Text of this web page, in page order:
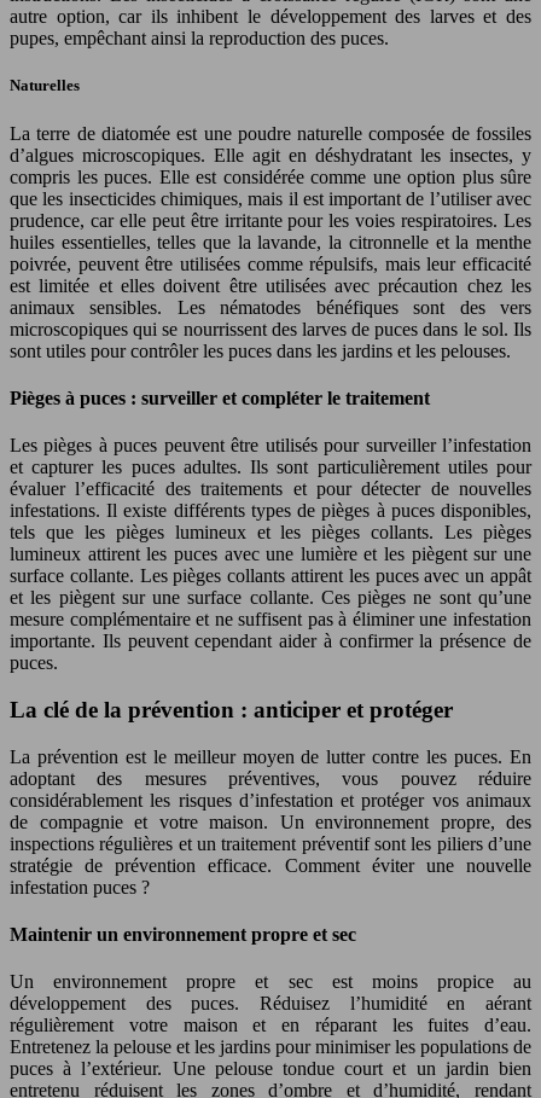
autre option, car ils inhibent le développement des larves et des
pupes, empêchant ainsi la reproduction des puces.
Naturelles
La terre de diatomée est une poudre naturelle composée de fossiles
d’algues microscopiques. Elle agit en déshydratant les insectes, y
compris les puces. Elle est considérée comme une option plus sûre
que les insecticides chimiques, mais il est important de l’utiliser avec
prudence, car elle peut être irritante pour les voies respiratoires. Les
huiles essentielles, telles que la lavande, la citronnelle et la menthe
poivrée, peuvent être utilisées comme répulsifs, mais leur efficacité
est limitée et elles doivent être utilisées avec précaution chez les
animaux sensibles. Les nématodes bénéfiques sont des vers
microscopiques qui se nourrissent des larves de puces dans le sol. Ils
sont utiles pour contrôler les puces dans les jardins et les pelouses.
Pièges à puces : surveiller et compléter le traitement
Les pièges à puces peuvent être utilisés pour surveiller l’infestation
et capturer les puces adultes. Ils sont particulièrement utiles pour
évaluer l’efficacité des traitements et pour détecter de nouvelles
infestations. Il existe différents types de pièges à puces disponibles,
tels que les pièges lumineux et les pièges collants. Les pièges
lumineux attirent les puces avec une lumière et les piègent sur une
surface collante. Les pièges collants attirent les puces avec un appât
et les piègent sur une surface collante. Ces pièges ne sont qu’une
mesure complémentaire et ne suffisent pas à éliminer une infestation
importante. Ils peuvent cependant aider à confirmer la présence de
puces.
La clé de la prévention : anticiper et protéger
La prévention est le meilleur moyen de lutter contre les puces. En
adoptant des mesures préventives, vous pouvez réduire
considérablement les risques d’infestation et protéger vos animaux
de compagnie et votre maison. Un environnement propre, des
inspections régulières et un traitement préventif sont les piliers d’une
stratégie de prévention efficace. Comment éviter une nouvelle
infestation puces ?
Maintenir un environnement propre et sec
Un environnement propre et sec est moins propice au
développement des puces. Réduisez l’humidité en aérant
régulièrement votre maison et en réparant les fuites d’eau.
Entretenez la pelouse et les jardins pour minimiser les populations de
puces à l’extérieur. Une pelouse tondue court et un jardin bien
entretenu réduisent les zones d’ombre et d’humidité, rendant